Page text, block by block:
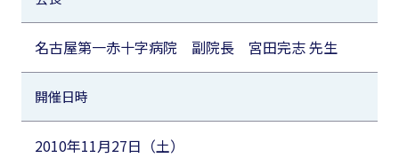
名古屋第一赤十字病院 副院長 宮田完志 先生
開催日時
2010年11月27日（土）